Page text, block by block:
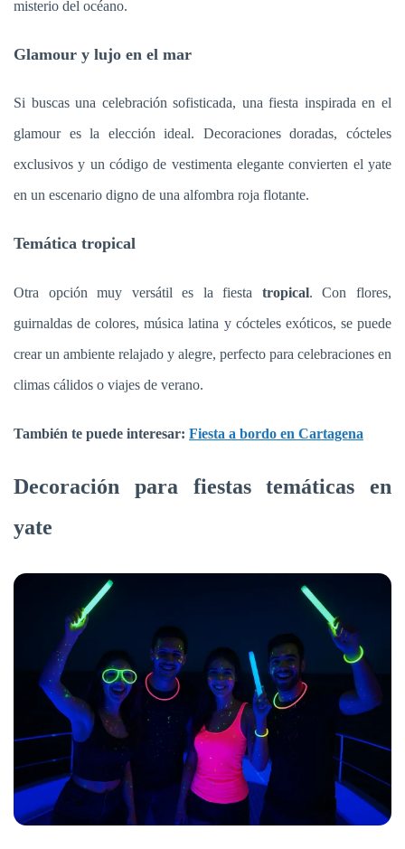
misterio del océano.
Glamour y lujo en el mar
Si buscas una celebración sofisticada, una fiesta inspirada en el
glamour es la elección ideal. Decoraciones doradas, cócteles
exclusivos y un código de vestimenta elegante convierten el yate
en un escenario digno de una alfombra roja flotante.
Temática tropical
Otra opción muy versátil es la fiesta tropical. Con flores,
guirnaldas de colores, música latina y cócteles exóticos, se puede
crear un ambiente relajado y alegre, perfecto para celebraciones en
climas cálidos o viajes de verano.
También te puede interesar: Fiesta a bordo en Cartagena
Decoración para fiestas temáticas en
yate